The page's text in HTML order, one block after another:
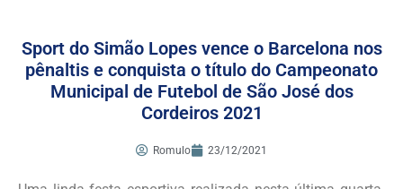
Sport do Simão Lopes vence o Barcelona nos
pênaltis e conquista o título do Campeonato
Municipal de Futebol de São José dos
Cordeiros 2021
Romulo 23/12/2021